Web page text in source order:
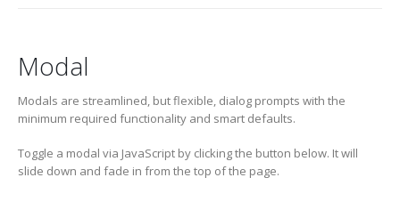
Modal
Modals are streamlined, but flexible, dialog prompts with the
minimum required functionality and smart defaults.
Toggle a modal via JavaScript by clicking the button below. It will
slide down and fade in from the top of the page.